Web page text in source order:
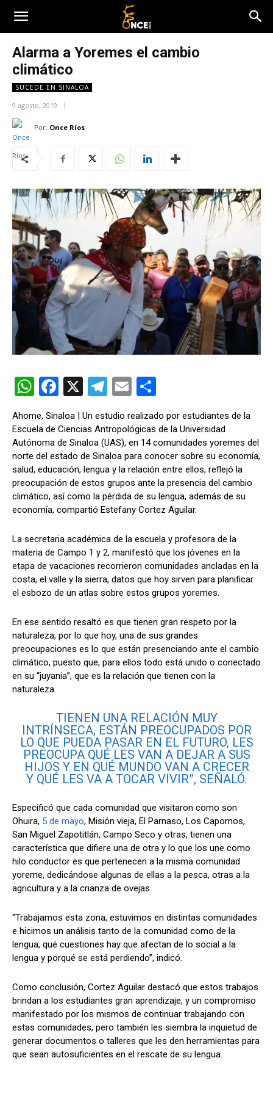
Alarma a Yoremes el cambio
climático
SUCEDE EN SINALOA
9 agosto, 2019
Por: Once Ríos
W
at
s
A
p
p
F
a
ce
b
o
o
k
X
T
el
e
gr
a
m
E
m
ail
o
m
p
ar
tir
Ahome, Sinaloa | Un estudio realizado por estudiantes de la
Escuela de Ciencias Antropológicas de la Universidad
Autónoma de Sinaloa (UAS), en 14 comunidades yoremes del
norte del estado de Sinaloa para conocer sobre su economía,
salud, educación, lengua y la relación entre ellos, reflejó la
preocupación de estos grupos ante la presencia del cambio
climático, así como la pérdida de su lengua, además de su
economía, compartió Estefany Cortez Aguilar.
La secretaria académica de la escuela y profesora de la
materia de Campo 1 y 2, manifestó que los jóvenes en la
etapa de vacaciones recorrieron comunidades ancladas en la
costa, el valle y la sierra, datos que hoy sirven para planificar
el esbozo de un atlas sobre estos grupos yoremes.
En ese sentido resaltó es que tienen gran respeto por la
naturaleza, por lo que hoy, una de sus grandes
preocupaciones es lo que están presenciando ante el cambio
climático, puesto que, para ellos todo está unido o conectado
en su “juyania”, que es la relación que tienen con la
naturaleza.
TIENEN UNA RELACIÓN MUY
INTRÍNSECA, ESTÁN PREOCUPADOS POR
LO QUE PUEDA PASAR EN EL FUTURO, LES
PREOCUPA QUÉ LES VAN A DEJAR A SUS
HIJOS Y EN QUÉ MUNDO VAN A CRECER
Y QUÉ LES VA A TOCAR VIVIR”, SEÑALÓ.
Especificó que cada comunidad que visitaron como son
Ohuira, 5 de mayo, Misión vieja, El Parnaso, Los Capomos,
San Miguel Zapotitlán, Campo Seco y otras, tienen una
característica que difiere una de otra y lo que los une como
hilo conductor es que pertenecen a la misma comunidad
yoreme, dedicándose algunas de ellas a la pesca, otras a la
agricultura y a la crianza de ovejas.
“Trabajamos esta zona, estuvimos en distintas comunidades
e hicimos un análisis tanto de la comunidad como de la
lengua, qué cuestiones hay que afectan de lo social a la
lengua y porqué se está perdiendo”, indicó.
Como conclusión, Cortez Aguilar destacó que estos trabajos
brindan a los estudiantes gran aprendizaje, y un compromiso
manifestado por los mismos de continuar trabajando con
estas comunidades, pero también les siembra la inquietud de
generar documentos o talleres que les den herramientas para
que sean autosuficientes en el rescate de su lengua.